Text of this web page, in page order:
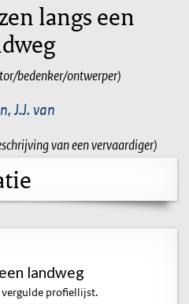
langs een
bedenker/ontwerper)
J.J. van
van een vervaardiger)
landweg
profiellijst.